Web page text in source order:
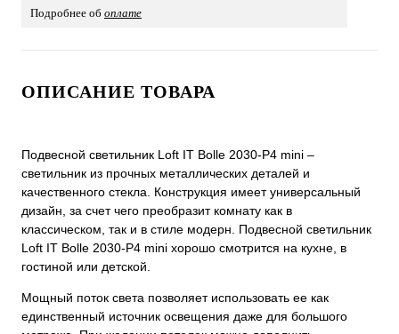
Подробнее об оплате
ОПИСАНИЕ ТОВАРА
Подвесной светильник Loft IT Bolle 2030-P4 mini –
светильник из прочных металлических деталей и
качественного стекла. Конструкция имеет универсальный
дизайн, за счет чего преобразит комнату как в
классическом, так и в стиле модерн. Подвесной светильник
Loft IT Bolle 2030-P4 mini хорошо смотрится на кухне, в
гостиной или детской.
Мощный поток света позволяет использовать ее как
единственный источник освещения даже для большого